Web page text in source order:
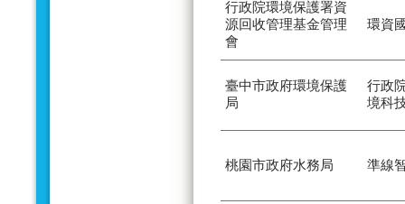
行政院環境保護署資
源回收管理基金管理
會
環資
臺中市政府環境保護
局
行政
境科
桃園市政府水務局 準線